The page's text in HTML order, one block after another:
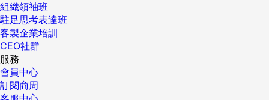
組織領袖班
駐足思考表達班
客製企業培訓
CEO社群
服務
會員中心
訂閱商周